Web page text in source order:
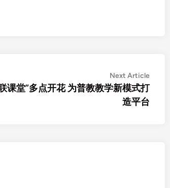
Next ArticleNext
article:
课堂”多点开花 为普教教学新模式打
造平台